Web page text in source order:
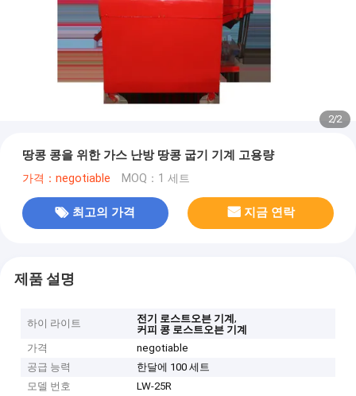
2/2
땅콩 콩을 위한 가스 난방 땅콩 굽기 기계 고용량
가격：negotiable MOQ：1 세트
최고의 가격 지금 연락
제품 설명
하이 라이트 전기 로스트오븐 기계,
커피 콩 로스트오븐 기계
가격
negotiable
공급 능력
한달에 100 세트
모델 번호
LW-25R